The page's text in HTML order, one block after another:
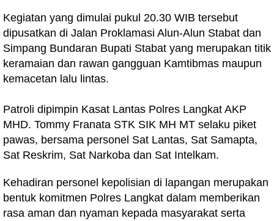
Kegiatan yang dimulai pukul 20.30 WIB tersebut
dipusatkan di Jalan Proklamasi Alun-Alun Stabat dan
Simpang Bundaran Bupati Stabat yang merupakan titik
keramaian dan rawan gangguan Kamtibmas maupun
kemacetan lalu lintas.
Patroli dipimpin Kasat Lantas Polres Langkat AKP
MHD. Tommy Franata STK SIK MH MT selaku piket
pawas, bersama personel Sat Lantas, Sat Samapta,
Sat Reskrim, Sat Narkoba dan Sat Intelkam.
Kehadiran personel kepolisian di lapangan merupakan
bentuk komitmen Polres Langkat dalam memberikan
rasa aman dan nyaman kepada masyarakat serta